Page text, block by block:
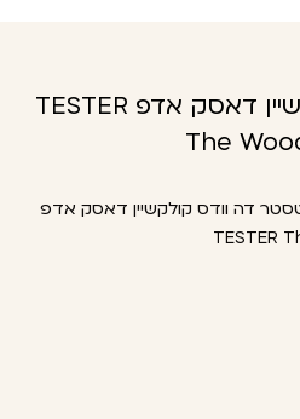
טסטר דה וודס קולקשיין דאסק אדפ TESTER
The
דה וודס קולקשיין דאסק אדפ
TESTER